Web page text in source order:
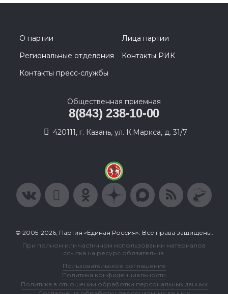
О партии
Лица партии
Региональные отделения
Контакты РИК
Контакты пресс-службы
Общественная приемная
8(843) 238-10-00
420111, г. Казань, ул. К.Маркса, д. 31/7
© 2005-2026, Партия «Единая Россия». Все права защищены.
При полном или частичном использовании материалов
ссылка на ресурс обязательна.
Пользовательское соглашение
Политика конфиденциальности
Политика в отношении обработки персональных данных